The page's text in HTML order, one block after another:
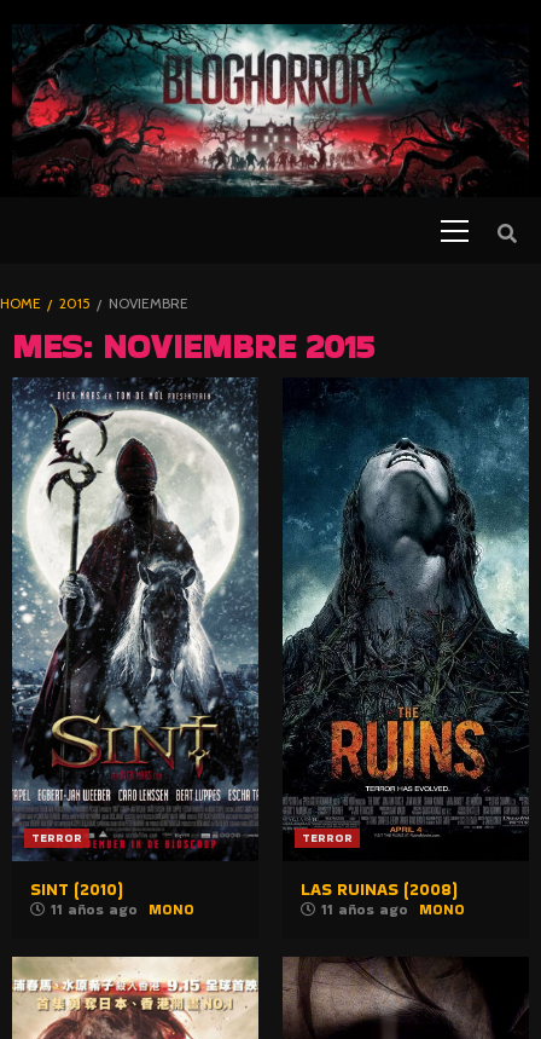
TO
CONTENT
BLOGHORROR
⋆
HOME 2015 NOVIEMBRE
MES: NOVIEMBRE 2015
TERROR
SINT (2010)
11 años ago MONO
TERROR
LAS RUINAS (2008)
11 años ago MONO